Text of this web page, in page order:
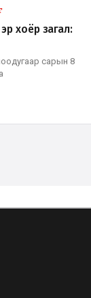
хоёр загал:
сарын 8